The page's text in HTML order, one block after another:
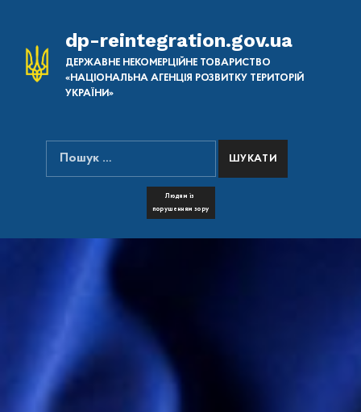
dp-reintegration.gov.ua
ДЕРЖАВНЕ НЕКОМЕРЦІЙНЕ ТОВАРИСТВО
«НАЦІОНАЛЬНА АГЕНЦІЯ РОЗВИТКУ ТЕРИТОРІЙ
УКРАЇНИ»
ПОШУК НА САЙТІ
Пошук:
Людям із
порушенням зору